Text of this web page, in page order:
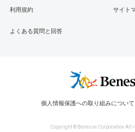
利用規約
よくある質問と回答
サイト
個人情報保護への取り組みについて
Copyright © Benesse Corporation All